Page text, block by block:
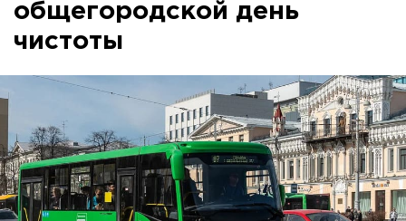
общегородской день
чистоты